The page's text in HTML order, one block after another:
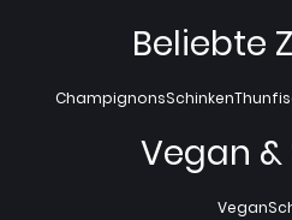
Beliebte
ChampignonsSchinken
Vegan
Vegan